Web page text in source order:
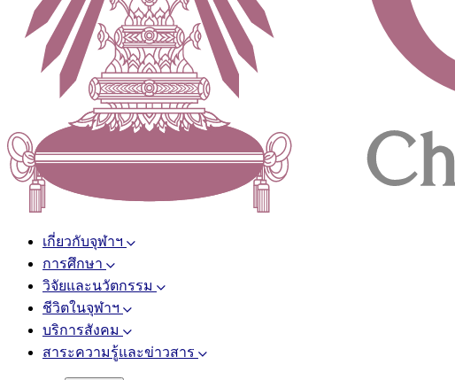
เกี่ยวกับจุฬาฯ
การศึกษา
วิจัยและนวัตกรรม
ชีวิตในจุฬาฯ
บริการสังคม
สาระความรู้และข่าวสาร